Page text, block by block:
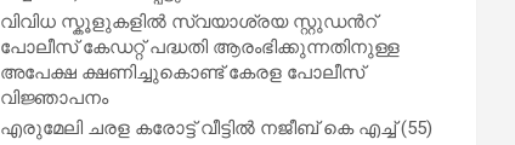
വിവിധ സ്കൂളുകളില്‍ സ്വയാശ്രയ സ്റ്റുഡന്‍റ്
പോലീസ് കേഡറ്റ് പദ്ധതി ആരംഭിക്കുന്നതിനുള്ള
അപേക്ഷ ക്ഷണിച്ചുകൊണ്ട് കേരള പോലീസ്
വിജ്ഞാപനം
എരുമേലി ചരള കരോട്ട് വീട്ടിൽ നജീബ് കെ എച്ച് (55)